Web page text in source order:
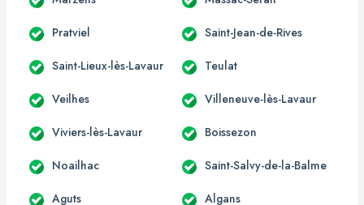
Pratviel Saint-Jean-de-Rives
Saint-Lieux-lès-Lavaur Teulat
Veilhes Villeneuve-lès-Lavaur
Viviers-lès-Lavaur Boissezon
Noailhac Saint-Salvy-de-la-Balme
Aguts Algans